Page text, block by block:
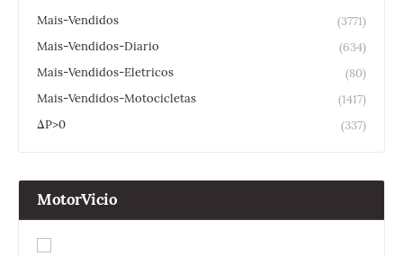
Mais-Vendidos
(3771)
Mais-Vendidos-Diario
(634)
Mais-Vendidos-Eletricos
(80)
Mais-Vendidos-Motocicletas
(1417)
ΔP>0
(337)
MotorVicio